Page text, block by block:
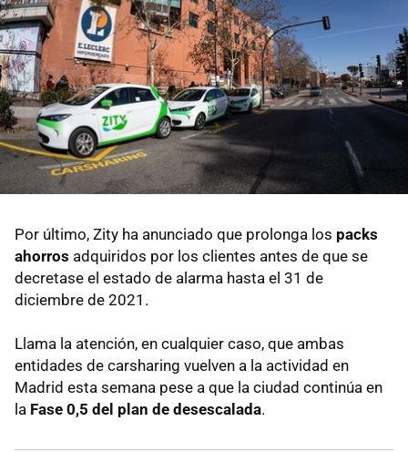
Por último, Zity ha anunciado que prolonga los packs
ahorros adquiridos por los clientes antes de que se
decretase el estado de alarma hasta el 31 de
diciembre de 2021.
Llama la atención, en cualquier caso, que ambas
entidades de carsharing vuelven a la actividad en
Madrid esta semana pese a que la ciudad continúa en
la Fase 0,5 del plan de desescalada.